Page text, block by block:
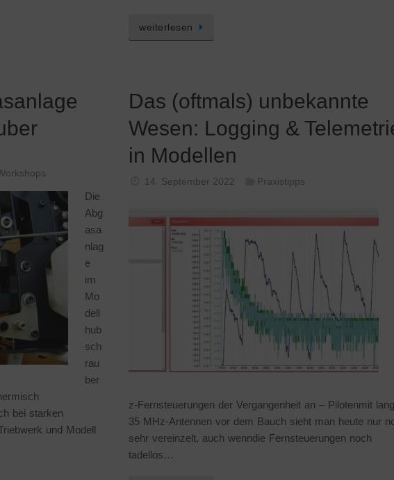
weiterlesen
Die
Abg
asa
nlag
e
im
Mo
dell
hub
sch
rau
ber
bei starken
und Modell
Das (oftmals) unbekannte
Wesen: Logging &
in Modellen
14. September 2022 Praxistipps
z-Fernsteuerungen der Vergangenheit an – Pilotenmit
35 MHz-Antennen vor dem Bauch sieht man heute nur
sehr vereinzelt, auch wenndie Fernsteuerungen noch
tadellos…